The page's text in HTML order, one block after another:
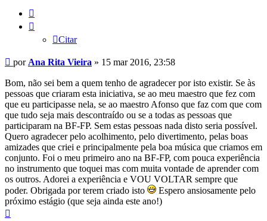
Citar
Mensagem
por Ana Rita Vieira » 15 mar 2016, 23:58
Bom, não sei bem a quem tenho de agradecer por isto existir. Se às
pessoas que criaram esta iniciativa, se ao meu maestro que fez com
que eu participasse nela, se ao maestro Afonso que faz com que com
que tudo seja mais descontraído ou se a todas as pessoas que
participaram na BF-FP. Sem estas pessoas nada disto seria possível.
Quero agradecer pelo acolhimento, pelo divertimento, pelas boas
amizades que criei e principalmente pela boa música que criamos em
conjunto. Foi o meu primeiro ano na BF-FP, com pouca experiência
no instrumento que toquei mas com muita vontade de aprender com
os outros. Adorei a experiência e VOU VOLTAR sempre que
poder. Obrigada por terem criado isto
Espero ansiosamente pelo
próximo estágio (que seja ainda este ano!)